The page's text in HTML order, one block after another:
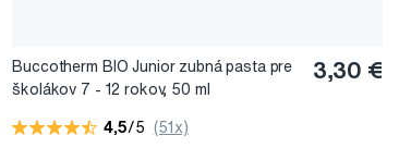
Buccotherm BIO Junior zubná pasta pre
školákov 7 - 12 rokov, 50 ml
3,30 €
4,5/5 (51x)